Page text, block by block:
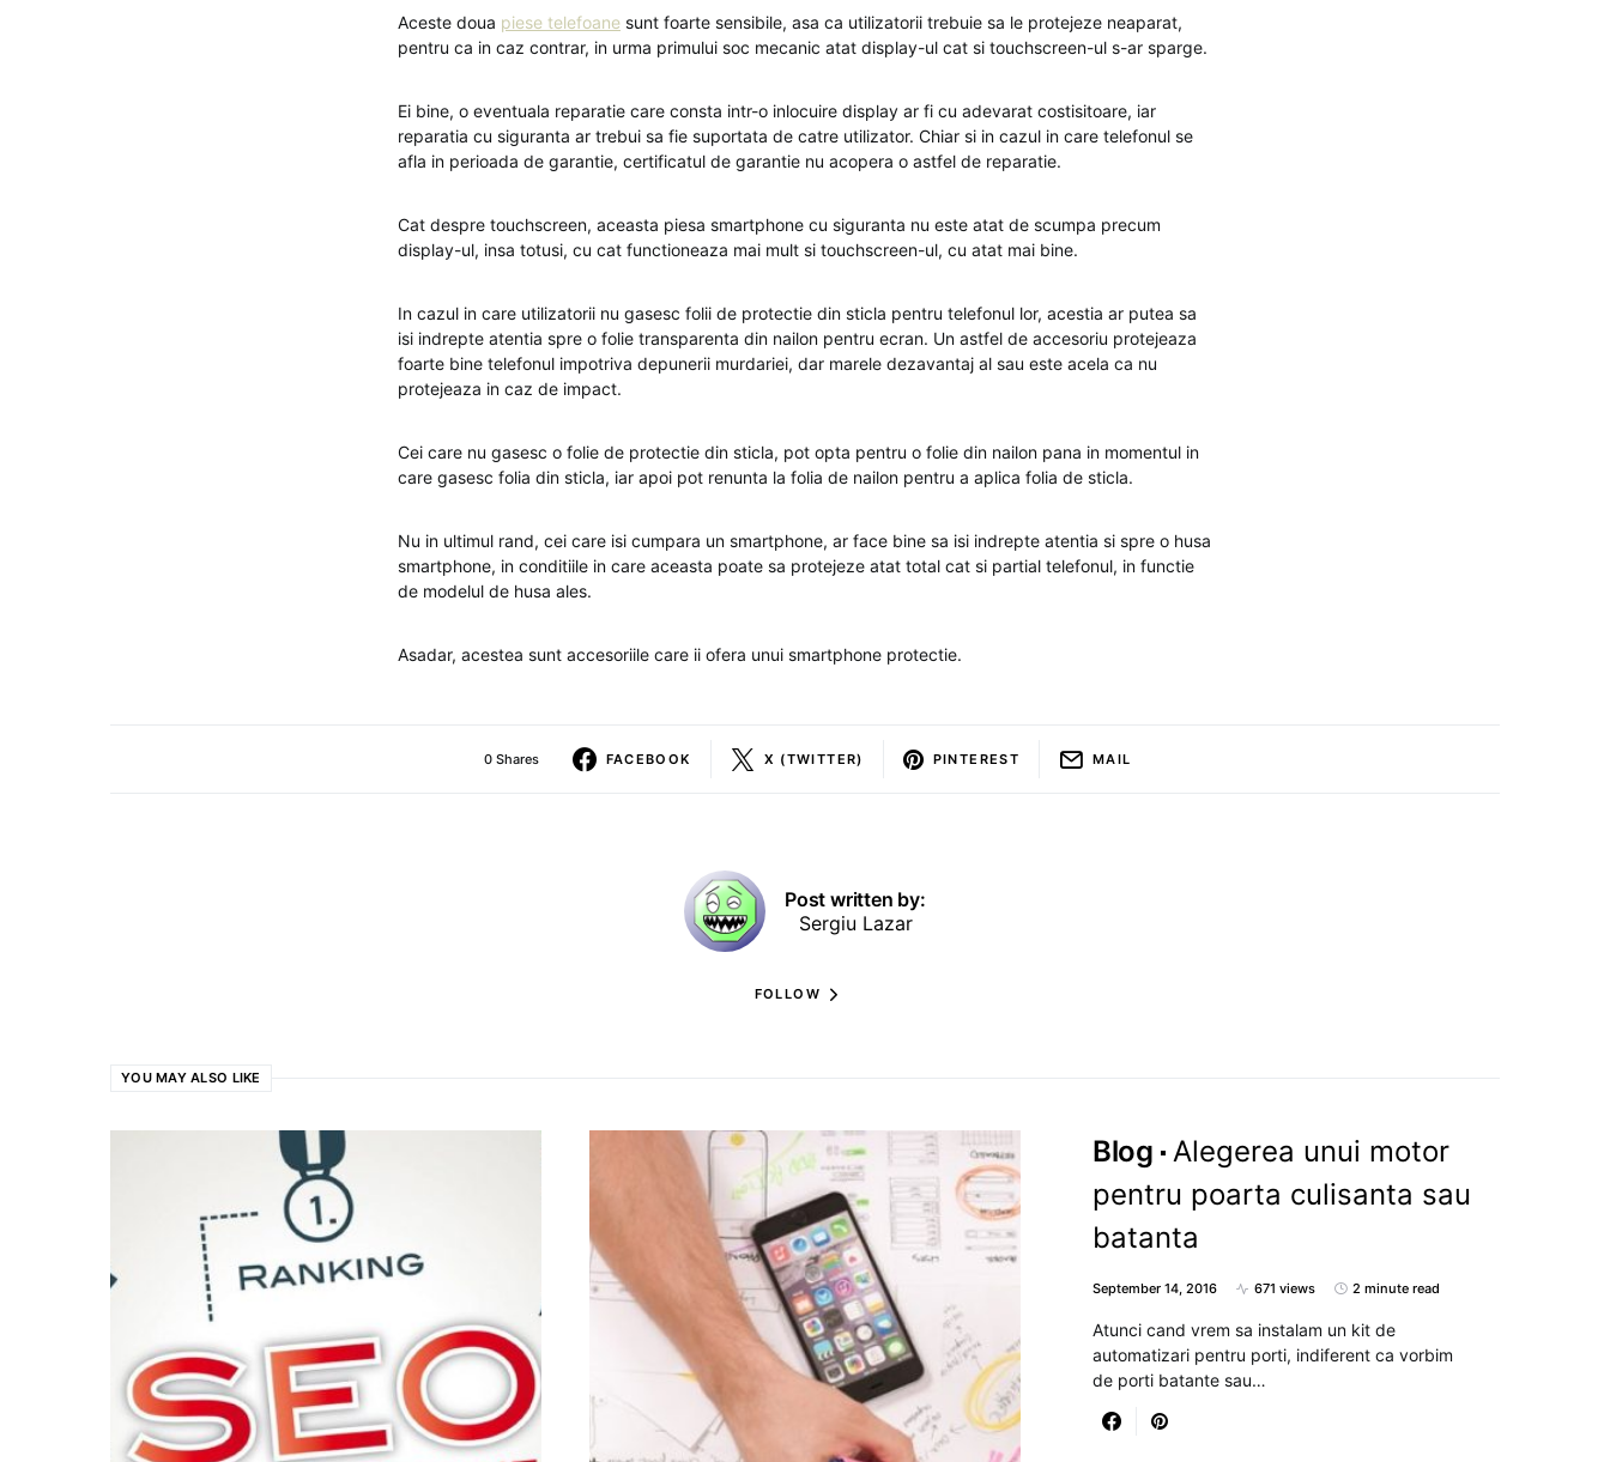
Aceste doua piese telefoane sunt foarte sensibile, asa ca utilizatorii trebuie sa le protejeze neaparat,
pentru ca in caz contrar, in urma primului soc mecanic atat display-ul cat si touchscreen-ul s-ar sparge.
Ei bine, o eventuala reparatie care consta intr-o inlocuire display ar fi cu adevarat costisitoare, iar
reparatia cu siguranta ar trebui sa fie suportata de catre utilizator. Chiar si in cazul in care telefonul se
afla in perioada de garantie, certificatul de garantie nu acopera o astfel de reparatie.
Cat despre touchscreen, aceasta piesa smartphone cu siguranta nu este atat de scumpa precum
display-ul, insa totusi, cu cat functioneaza mai mult si touchscreen-ul, cu atat mai bine.
In cazul in care utilizatorii nu gasesc folii de protectie din sticla pentru telefonul lor, acestia ar putea sa
isi indrepte atentia spre o folie transparenta din nailon pentru ecran. Un astfel de accesoriu protejeaza
foarte bine telefonul impotriva depunerii murdariei, dar marele dezavantaj al sau este acela ca nu
protejeaza in caz de impact.
Cei care nu gasesc o folie de protectie din sticla, pot opta pentru o folie din nailon pana in momentul in
care gasesc folia din sticla, iar apoi pot renunta la folia de nailon pentru a aplica folia de sticla.
Nu in ultimul rand, cei care isi cumpara un smartphone, ar face bine sa isi indrepte atentia si spre o husa
smartphone, in conditiile in care aceasta poate sa protejeze atat total cat si partial telefonul, in functie
de modelul de husa ales.
Asadar, acestea sunt accesoriile care ii ofera unui smartphone protectie.
0 Shares FACEBOOK X (TWITTER) PINTEREST MAIL
Post written by:
Sergiu Lazar
FOLLOW
YOU MAY ALSO LIKE
Blog Alegerea unui motor
pentru poarta culisanta sau
batanta
September 14, 2016 671 views 2 minute read
Atunci cand vrem sa instalam un kit de
automatizari pentru porti, indiferent ca vorbim
de porti batante sau…